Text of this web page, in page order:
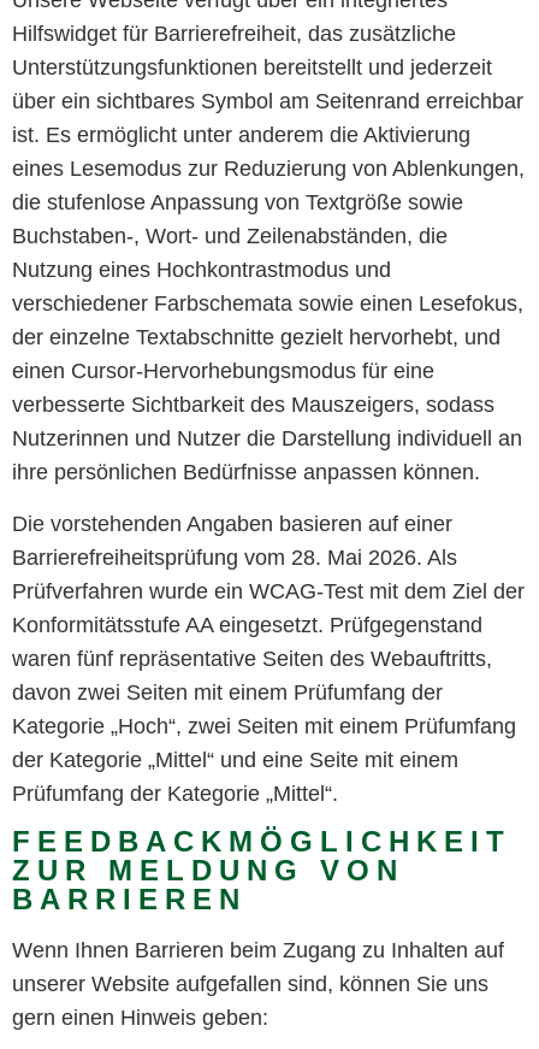
Hilfswidget für Barrierefreiheit, das zusätzliche
Unterstützungsfunktionen bereitstellt und jederzeit
über ein sichtbares Symbol am Seitenrand erreichbar
ist. Es ermöglicht unter anderem die Aktivierung
eines Lesemodus zur Reduzierung von Ablenkungen,
die stufenlose Anpassung von Textgröße sowie
Buchstaben-, Wort- und Zeilenabständen, die
Nutzung eines Hochkontrastmodus und
verschiedener Farbschemata sowie einen Lesefokus,
der einzelne Textabschnitte gezielt hervorhebt, und
einen Cursor-Hervorhebungsmodus für eine
verbesserte Sichtbarkeit des Mauszeigers, sodass
Nutzerinnen und Nutzer die Darstellung individuell an
ihre persönlichen Bedürfnisse anpassen können.
Die vorstehenden Angaben basieren auf einer
Barrierefreiheitsprüfung vom 28. Mai 2026. Als
Prüfverfahren wurde ein WCAG-Test mit dem Ziel der
Konformitätsstufe AA eingesetzt. Prüfgegenstand
waren fünf repräsentative Seiten des Webauftritts,
davon zwei Seiten mit einem Prüfumfang der
Kategorie „Hoch“, zwei Seiten mit einem Prüfumfang
der Kategorie „Mittel“ und eine Seite mit einem
Prüfumfang der Kategorie „Mittel“.
FEEDBACKMÖGLICHKEIT
ZUR MELDUNG VON
BARRIEREN
Wenn Ihnen Barrieren beim Zugang zu Inhalten auf
unserer Website aufgefallen sind, können Sie uns
gern einen Hinweis geben: